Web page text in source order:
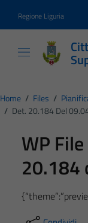
Regione Liguria
Home / Files /
/ Det. 20.184 Del
WP
20.184